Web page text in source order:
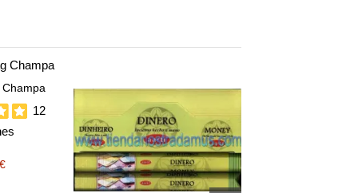
12